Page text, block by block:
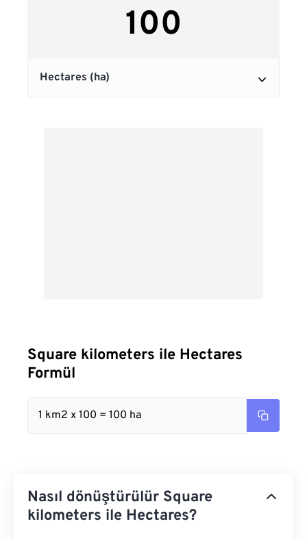
Square kilometers ile Hectares
Formül
1 km2 x 100 = 100 ha
Nasıl dönüştürülür Square
kilometers ile Hectares?